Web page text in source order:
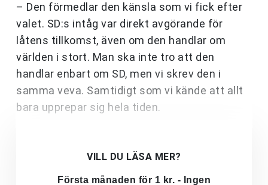
– Den förmedlar den känsla som vi fick efter
valet. SD:s intåg var direkt avgörande för
låtens tillkomst, även om den handlar om
världen i stort. Man ska inte tro att den
handlar enbart om SD, men vi skrev den i
samma veva. Samtidigt som vi kände att allt
bara upprepar sig hela tiden.
VILL DU LÄSA MER?
Första månaden för 1 kr. - Ingen